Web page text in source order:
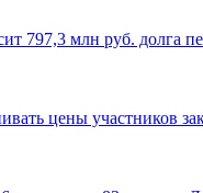
797,3 млн руб. долга
цены участников